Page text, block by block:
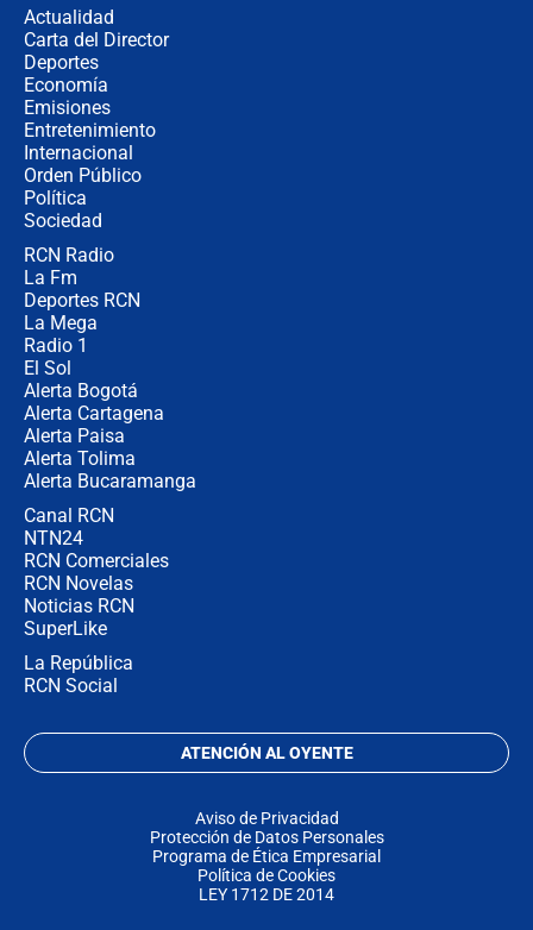
Actualidad
Carta del Director
Deportes
Economía
Emisiones
Entretenimiento
Internacional
Orden Público
Política
Sociedad
RCN Radio
La Fm
Deportes RCN
La Mega
Radio 1
El Sol
Alerta Bogotá
Alerta Cartagena
Alerta Paisa
Alerta Tolima
Alerta Bucaramanga
Canal RCN
NTN24
RCN Comerciales
RCN Novelas
Noticias RCN
SuperLike
La República
RCN Social
ATENCIÓN AL OYENTE
Aviso de Privacidad
Protección de Datos Personales
Programa de Ética Empresarial
Política de Cookies
LEY 1712 DE 2014